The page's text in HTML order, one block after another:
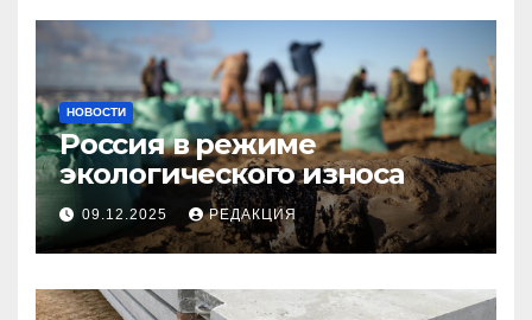
НОВОСТИ
Россия в режиме
экологического износа
09.12.2025 РЕДАКЦИЯ